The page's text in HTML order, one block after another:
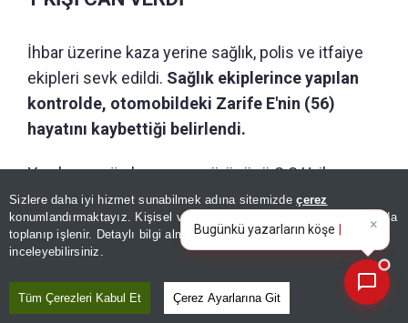
Sizlere daha iyi hizmet sunabilmek adına sitemizdeçerez
konumlandırmaktayız. Kişisel verileriniz, KVKK ve GDPR kapsamında
toplanıp işlenir. Detaylı bilgi almak içinAydınlatma Metnimizi
inceleyebilirsiniz.
Tüm Çerezleri Kabul Et Çerez Ayarlarına Git
İhbar üzerine kaza yerine sağlık, polis ve itfaiye
ekipleri sevk edildi. Sağlık ekiplerince yapılan
kontrolde, otomobildeki Zarife E'nin (56)
hayatını kaybettiği belirlendi.
Yaralanan çöp kamyonu sürücüsü S.S.U. ile
otomobil sürücüsü A.Ş, Eskişehir Osmangazi
Üniversitesi Sağlık Uygulama ve Araştırma
Hastanesine kaldırıldı. A.Ş'nin sağlık durumunun
×
Bugünkü yazarların köşe
yazılarını özetleyin!